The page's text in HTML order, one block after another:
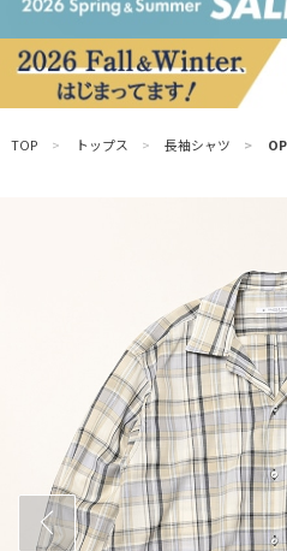
TOP > トップス > 長袖シャツ >